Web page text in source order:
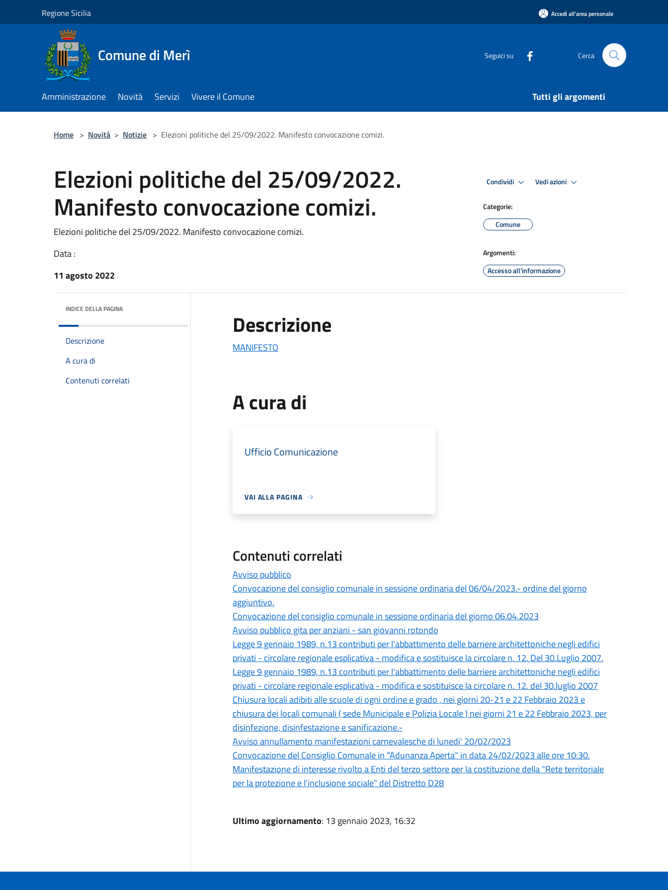
Regione Sicilia Accedi all'area personale
Comune di Merì Seguici su Cerca
Amministrazione Novità Servizi Vivere il Comune Tutti gli argomenti
Home > Novità > Notizie > Elezioni politiche del 25/09/2022. Manifesto convocazione comizi.
Elezioni politiche del 25/09/2022.
Manifesto convocazione comizi.
Elezioni politiche del 25/09/2022. Manifesto convocazione comizi.
Data :
11 agosto 2022
Condividi Vedi azioni
Categorie:
Comune
Argomenti:
Accesso all'informazione
INDICE DELLA PAGINA
Descrizione
A cura di
Contenuti correlati
Descrizione
MANIFESTO
A cura di
Ufficio Comunicazione
VAI ALLA PAGINA
Contenuti correlati
Avviso pubblico
Convocazione del consiglio comunale in sessione ordinaria del 06/04/2023.- ordine del giorno
aggiuntivo.
Convocazione del consiglio comunale in sessione ordinaria del giorno 06.04.2023
Avviso pubblico gita per anziani - san giovanni rotondo
Legge 9 gennaio 1989, n.13 contributi per l'abbattimento delle barriere architettoniche negli edifici
privati - circolare regionale esplicativa - modifica e sostituisce la circolare n. 12. Del 30.Luglio 2007.
Legge 9 gennaio 1989, n.13 contributi per l'abbattimento delle barriere architettoniche negli edifici
privati - circolare regionale esplicativa - modifica e sostituisce la circolare n. 12. del 30.luglio 2007
Chiusura locali adibiti alle scuole di ogni ordine e grado , nei giorni 20-21 e 22 Febbraio 2023 e
chiusura dei locali comunali ( sede Municipale e Polizia Locale ) nei giorni 21 e 22 Febbraio 2023, per
disinfezione, disinfestazione e sanificazione.-
Avviso annullamento manifestazioni carnevalesche di lunedi' 20/02/2023
Convocazione del Consiglio Comunale in "Adunanza Aperta" in data 24/02/2023 alle ore 10:30.
Manifestazione di interesse rivolto a Enti del terzo settore per la costituzione della "Rete territoriale
per la protezione e l'inclusione sociale" del Distretto D28
Ultimo aggiornamento: 13 gennaio 2023, 16:32